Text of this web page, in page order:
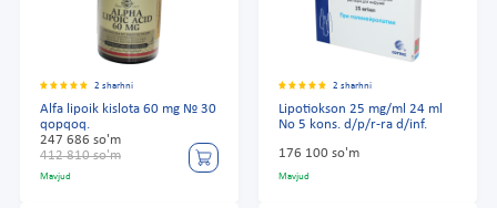
2 sharhni
Alfa lipoik kislota 60 mg № 30
qopqoq.
247 686 so'm
412 810 so'm
Mavjud
2 sharhni
Lipotiokson 25 mg/ml 24 ml
No 5 kons. d/p/r-ra d/inf.
176 100 so'm
Mavjud